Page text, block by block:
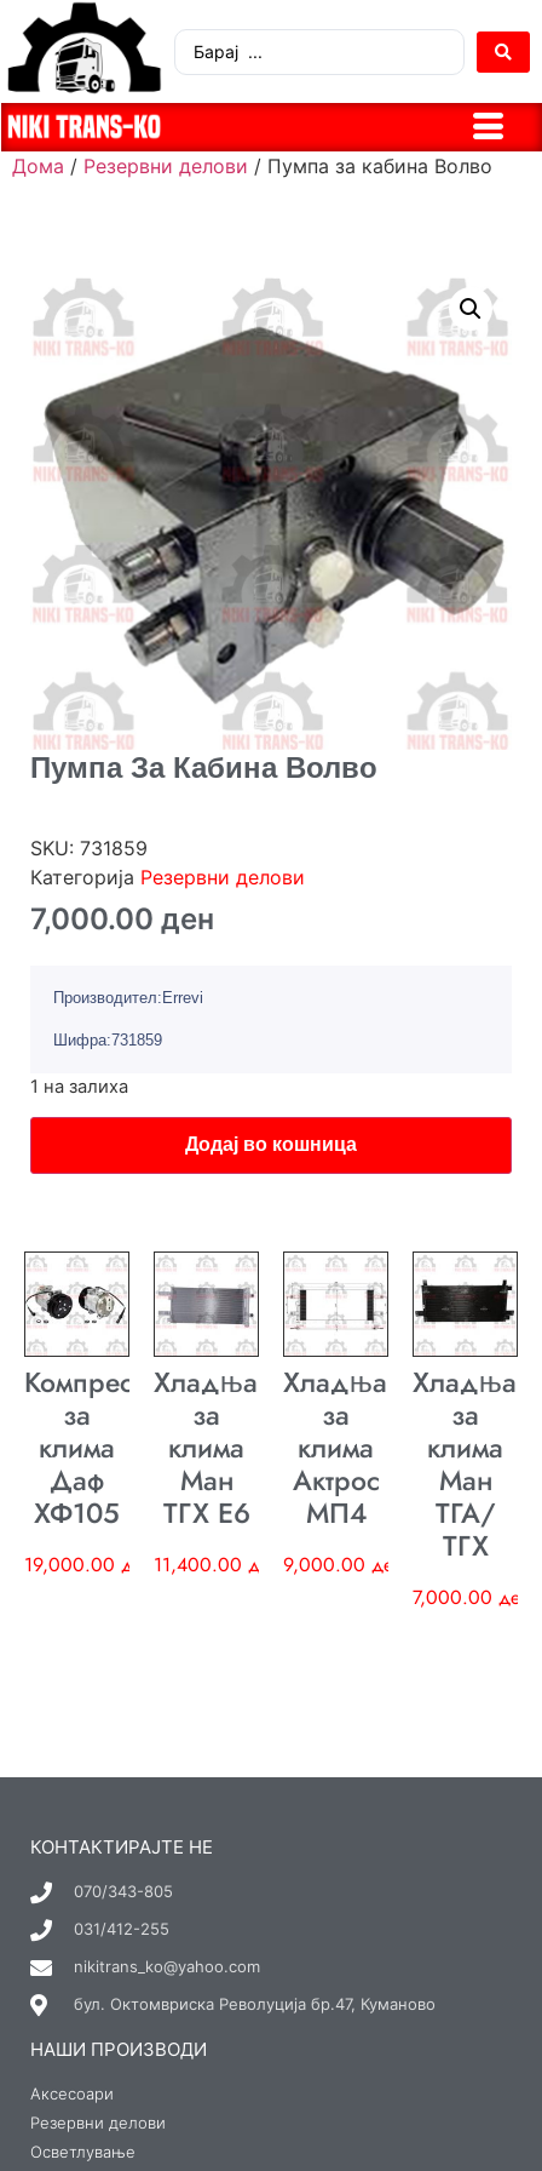
Дома / Резервни делови / Пумпа за кабина Волво
Пумпа За Кабина Волво
SKU: 731859
Категорија Резервни делови
7,000.00 ден
Производител:Errevi
Шифра:731859
1 на залиха
Додај во кошница
Компресор
за
клима
Даф
ХФ105
19,000.00 ден
Хладњак
за
клима
Ман
ТГХ E6
11,400.00 ден
Хладњак
за
клима
Актрос
МП4
9,000.00 ден
Хладњак
за
клима
Ман
ТГА/
ТГХ
7,000.00 ден
КОНТАКТИРАЈТЕ НЕ
070/343-805
031/412-255
nikitrans_ko@yahoo.com
бул. Октомвриска Револуција бр.47, Куманово
НАШИ ПРОИЗВОДИ
Аксесоари
Резервни делови
Осветлување